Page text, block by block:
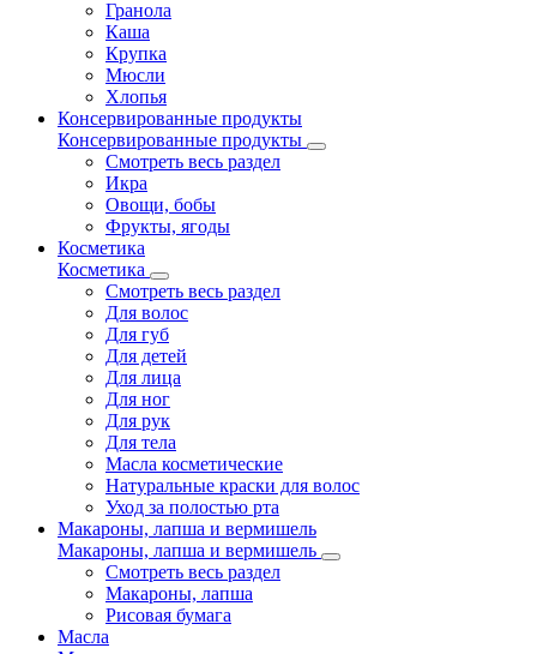
Гранола
Каша
Крупка
Мюсли
Хлопья
Консервированные продукты
Консервированные продукты
Смотреть весь раздел
Икра
Овощи, бобы
Фрукты, ягоды
Косметика
Косметика
Смотреть весь раздел
Для волос
Для губ
Для детей
Для лица
Для ног
Для рук
Для тела
Масла косметические
Натуральные краски для волос
Уход за полостью рта
Макароны, лапша и вермишель
Макароны, лапша и вермишель
Смотреть весь раздел
Макароны, лапша
Рисовая бумага
Масла